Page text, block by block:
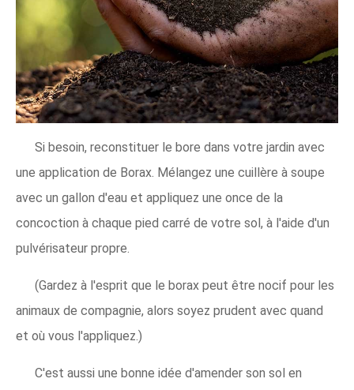
Si besoin, reconstituer le bore dans votre jardin avec
une application de Borax. Mélangez une cuillère à soupe
avec un gallon d'eau et appliquez une once de la
concoction à chaque pied carré de votre sol, à l'aide d'un
pulvérisateur propre.
(Gardez à l'esprit que le borax peut être nocif pour les
animaux de compagnie, alors soyez prudent avec quand
et où vous l'appliquez.)
C'est aussi une bonne idée d'amender son sol en